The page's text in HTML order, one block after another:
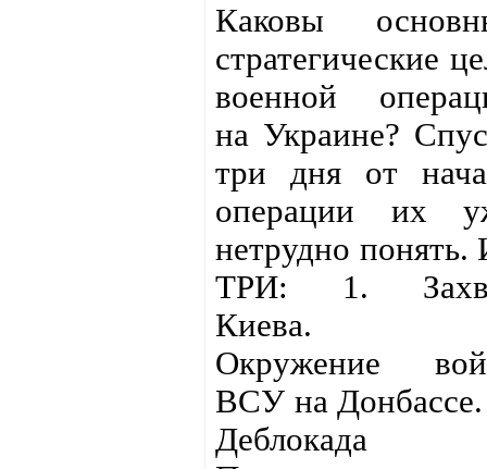
Каковы
стратегические
военной
на Украине?
три дня от
операции их
нетрудно понять.
ТРИ: 1.
Киева.
Окружение
ВСУ на
Деблокада